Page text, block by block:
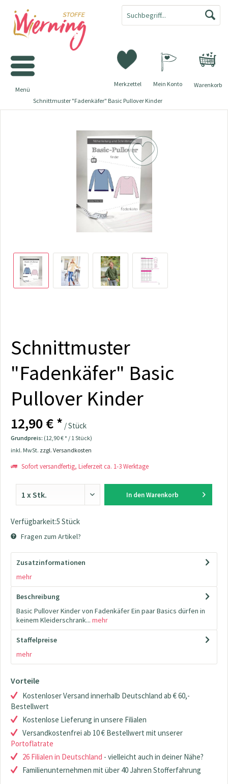
Warenkorb
Merkzettel Mein Konto
Menü
Schnittmuster "Fadenkäfer" Basic Pullover Kinder
Schnittmuster
"Fadenkäfer" Basic
Pullover Kinder
12,90 € * / Stück
Grundpreis: (12,90 € * / 1 Stück)
inkl. MwSt. zzgl. Versandkosten
Sofort versandfertig, Lieferzeit ca. 1-3 Werktage
In den Warenkorb
Verfügbarkeit:5 Stück
Fragen zum Artikel?
Zusatzinformationen
mehr
Beschreibung
Basic Pullover Kinder von Fadenkäfer Ein paar Basics dürfen in
keinem Kleiderschrank... mehr
Staffelpreise
mehr
Vorteile
Kostenloser Versand innerhalb Deutschland ab € 60,-
Bestellwert
Kostenlose Lieferung in unsere Filialen
Versandkostenfrei ab 10 € Bestellwert mit unserer
Portoflatrate
26 Filialen in Deutschland - vielleicht auch in deiner Nähe?
Familienunternehmen mit über 40 Jahren Stofferfahrung